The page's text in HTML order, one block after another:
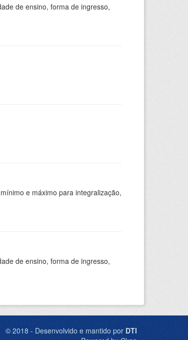
de ensino, forma de ingresso,
e máximo para integralização,
de ensino, forma de ingresso,
© 2018 - Desenvolvido e mantido por DTI